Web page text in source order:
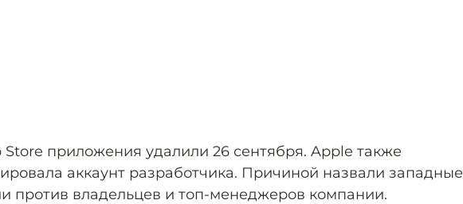
Store приложения удалили 26 сентября. Apple также
аккаунт разработчика. Причиной назвали западные
против владельцев и топ-менеджеров компании.